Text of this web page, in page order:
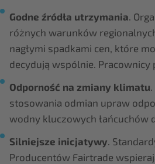
Godne źródła utrzymania.
różnych warunków
nagłymi spadkami cen, które
decydują wspólnie.
Odporność na zmiany klimatu
stosowania odmian upraw
wodny kluczowych łańcuchów
Silniejsze inicjatywy.
Producentów Fairtrade